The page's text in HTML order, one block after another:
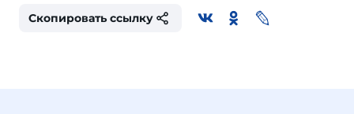
Скопировать ссылку